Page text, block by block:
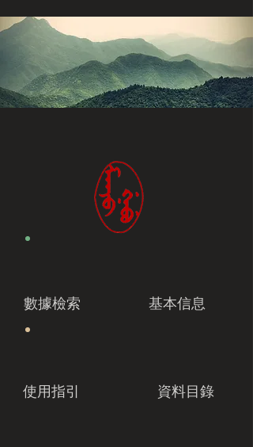
數據檢索 基本信息
使用指引 資料目錄